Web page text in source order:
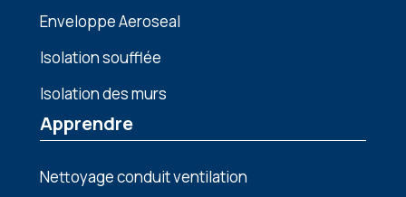
Enveloppe Aeroseal
Isolation soufflée
Isolation des murs
Apprendre
Nettoyage conduit ventilation